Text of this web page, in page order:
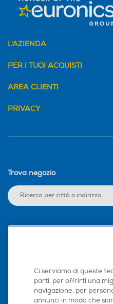
L'AZIENDA
PER I TUOI ACQUISTI
AREA CLIENTI
PRIVACY
Trova negozio
Scarica la nostra app
Ci serviamo di queste
parti, per offrirti una
navigazione, per
annunci in modo che